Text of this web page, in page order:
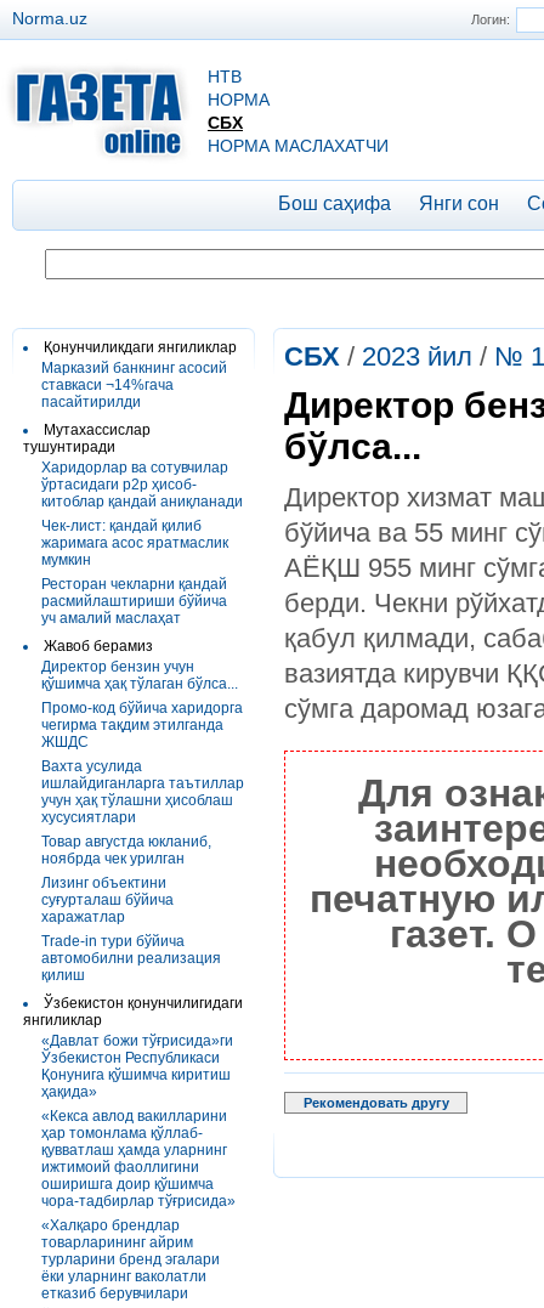
Логин:
Norma.uz
НТВ
НОРМА
СБХ
НОРМА МАСЛАХАТЧИ
Бош саҳифа Янги сон
Қонунчиликдаги янгиликлар
Марказий банкнинг асосий
ставкаси ¬14%гача
пасайтирилди
Мутахассислар
тушунтиради
Харидорлар ва сотувчилар
ўртасидаги р2р ҳисоб-
китоблар қандай аниқланади
Чек-лист: қандай қилиб
жаримага асос яратмаслик
мумкин
Ресторан чекларни қандай
расмийлаштириши бўйича
уч амалий маслаҳат
Жавоб берамиз
Директор бензин учун
қўшимча ҳақ тўлаган бўлса...
Промо-код бўйича харидорга
чегирма тақдим этилганда
ЖШДС
Вахта усулида
ишлайдиганларга таътиллар
учун ҳақ тўлашни ҳисоблаш
хусусиятлари
Товар августда юкланиб,
ноябрда чек урилган
Лизинг объектини
суғурталаш бўйича
харажатлар
Trade-in тури бўйича
автомобилни реализация
қилиш
Ўзбекистон қонунчилигидаги
янгиликлар
«Давлат божи тўғрисида»ги
Ўзбекистон Республикаси
Қонунига қўшимча киритиш
ҳақида»
«Кекса авлод вакилларини
ҳар томонлама қўллаб-
қувватлаш ҳамда уларнинг
ижтимоий фаоллигини
оширишга доир қўшимча
чора-тадбирлар тўғрисида»
«Халқаро брендлар
товарларининг айрим
турларини бренд эгалари
ёки уларнинг ваколатли
етказиб берувчилари
СБХ / 2023 йил / №
Директор
бўлса...
Директор хизмат
бўйича ва 55 минг
АЁҚШ 955 минг
берди. Чекни
қабул қилмади,
вазиятда кирувчи
сўмга даромад
Для
печатную
газет.
Рекомендовать другу